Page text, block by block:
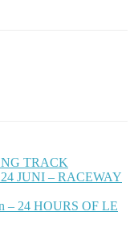
TRACK
JUNI – RACEWAY
– 24 HOURS OF LE